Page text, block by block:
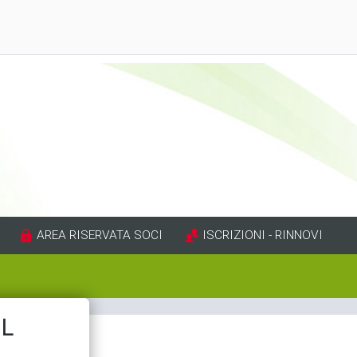
AREA RISERVATA SOCI ISCRIZIONI - RINNOVI